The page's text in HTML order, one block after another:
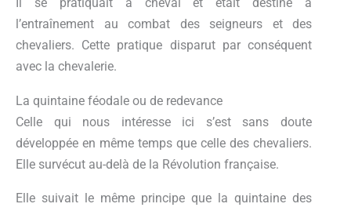
Il se pratiquait à cheval et était destiné à
l’entraînement au combat des seigneurs et des
chevaliers. Cette pratique disparut par conséquent
avec la chevalerie.
La quintaine féodale ou de redevance
Celle qui nous intéresse ici s’est sans doute
développée en même temps que celle des chevaliers.
Elle survécut au-delà de la Révolution française.
Elle suivait le même principe que la quintaine des